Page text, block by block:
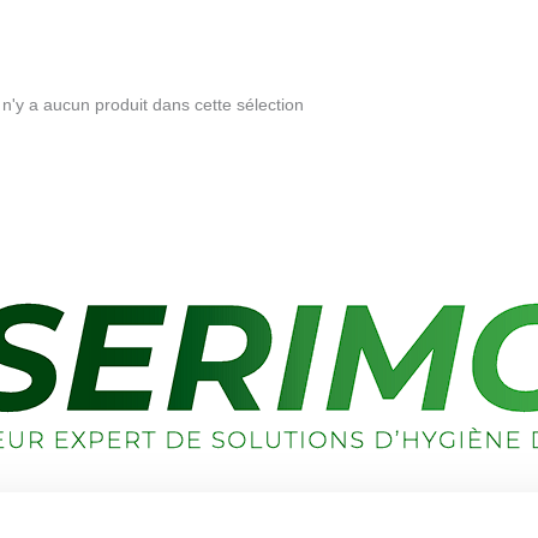
n'y a aucun produit dans cette sélection